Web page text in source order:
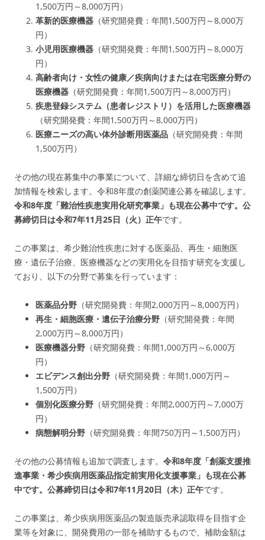
1,500万円～8,000万円）
革新的医療機器 （研究開発費：年間1,500万円～8,000万
円）
小児用医療機器 （研究開発費：年間1,500万円～8,000万
円）
高齢者向け・女性の健康／疾病向けまたは在宅医療分野の
医療機器 （研究開発費：年間1,500万円～8,000万円）
疾患登録システム（患者レジストリ）を活用した医療機器
（研究開発費：年間1,500万円～8,000万円）
医療ニーズの高い体外診断用医薬品 （研究開発費：年間
1,500万円）
その他の現在募集中の事業について、詳細な締切日を含めて追
加情報を検索します。令和8年度の創薬関連公募を確認します。
令和8年度「難治性疾患実用化研究事業」も現在公募中です。公
募締切日は令和7年11月25日（火）正午です。
この事業は、希少難治性疾患に対する医薬品、再生・細胞医
療・遺伝子治療、医療機器などの実用化を目指す研究を支援し
ており、以下の分野で募集を行っています：
医薬品分野 （研究開発費：年間2,000万円～8,000万円）
再生・細胞医療・遺伝子治療分野 （研究開発費：年間
2,000万円～8,000万円）
医療機器分野 （研究開発費：年間1,000万円～6,000万
円）
エビデンス創出分野 （研究開発費：年間1,000万円～
1,500万円）
個別化医療分野 （研究開発費：年間2,000万円～7,000万
円）
病態解明分野 （研究開発費：年間750万円～1,500万円）
その他の公募情報も追加で調査します。 令和8年度「創薬支援推
進事業・希少疾病用医薬品指定前実用化支援事業」も現在公募
中です。公募締切日は令和7年11月20日（木）正午です。
この事業は、希少疾病用医薬品の製造販売承認取得を目指す企
業等を対象に、開発費用の一部を補助するもので、補助金額は